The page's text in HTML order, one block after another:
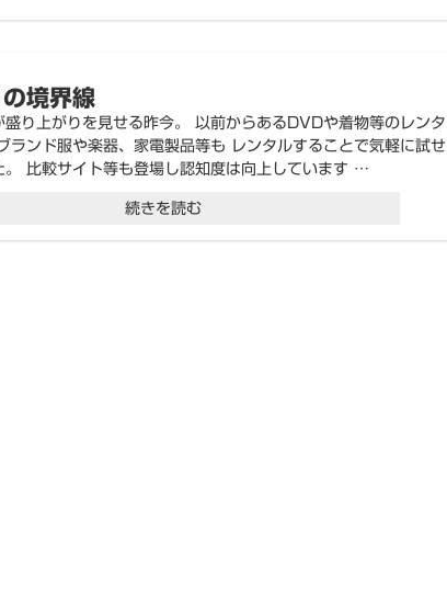
の
品
名”
の
境界線
盛り上がりを見せる昨今。 以前からあるDVDや着物等のレンタ
ランド服や楽器、家電製品等も レンタルすることで気軽に試せ
。 比較サイト等も登場し認知度は向上しています …
“借
り
続きを読む